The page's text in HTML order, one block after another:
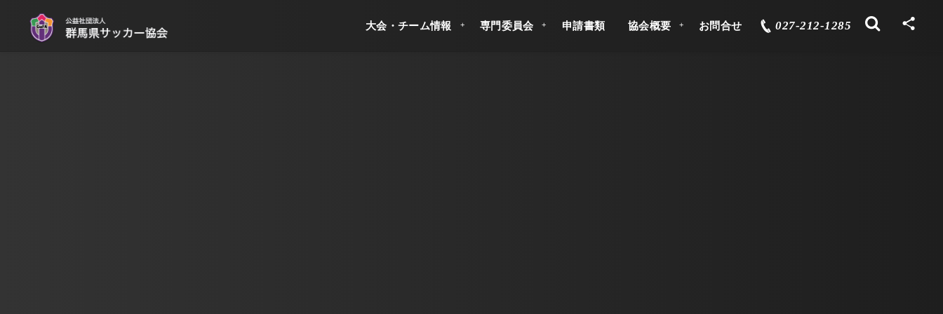
大会・チーム情報 専門委員会 申請書類 協会概要 お問合せ 027-212-1285